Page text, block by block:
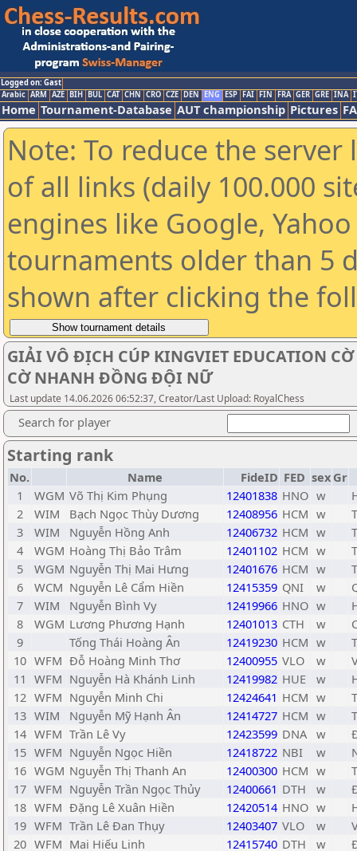
Logged on: Gast
Arabic ARM AZE BIH BUL CAT CHN CRO CZE DEN ENG ESP FAI FIN FRA GER GRE INA
Home Tournament-Database AUT championship Pictures
Note: To reduce the
of all links (daily 100.000
engines like Google,
tournaments older than 5
shown after clicking the
GIẢI VÔ ĐỊCH CÚP KINGVIET EDUCATION
CỜ NHANH ĐỒNG ĐỘI NỮ
Last update 14.06.2026 06:52:37, Creator/Last Upload: RoyalChess
Search for player
Starting rank
No. Name FideID FED sex Gr
1
WGM Võ Thị Kim Phụng 12401838 HNO w
2
WIM Bạch Ngọc Thùy Dương 12408956 HCM w
3
WIM Nguyễn Hồng Anh 12406732 HCM w
4
WGM Hoàng Thị Bảo Trâm 12401102 HCM w
5
WGM Nguyễn Thị Mai Hưng 12401676 HCM w
6
WCM Nguyễn Lê Cẩm Hiền 12415359 QNI w
7
WIM Nguyễn Bình Vy 12419966 HNO w
8
WGM Lương Phương Hạnh 12401013 CTH w
9
Tống Thái Hoàng Ân 12419230 HCM w
10 WFM Đỗ Hoàng Minh Thơ 12400955 VLO w
11 WFM Nguyễn Hà Khánh Linh 12419982 HUE w
12 WFM Nguyễn Minh Chi 12424641 HCM w
13 WIM Nguyễn Mỹ Hạnh Ân 12414727 HCM w
14 WFM Trần Lê Vy 12423599 DNA w
15 WFM Nguyễn Ngọc Hiền 12418722 NBI w
16 WGM Nguyễn Thị Thanh An 12400300 HCM w
17 WFM Nguyễn Trần Ngọc Thủy 12400661 DTH w
18 WFM Đặng Lê Xuân Hiền 12420514 HNO w
19 WFM Trần Lê Đan Thụy 12403407 VLO w
20 WFM Mai Hiếu Linh 12415740 DTH w